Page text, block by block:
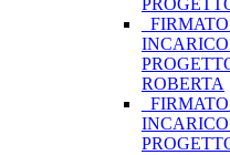
ROBERTA